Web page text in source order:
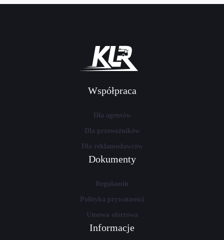
Współpraca
Dla agentów
Dla przewoźników
Dla reklamodawców
Dokumenty
Regulamin
Polityka prywatności
Umowa ofertowa
Informacje